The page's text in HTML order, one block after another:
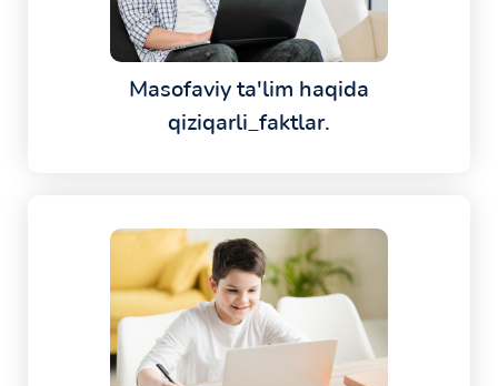
Masofaviy ta'lim haqida
qiziqarli_faktlar.